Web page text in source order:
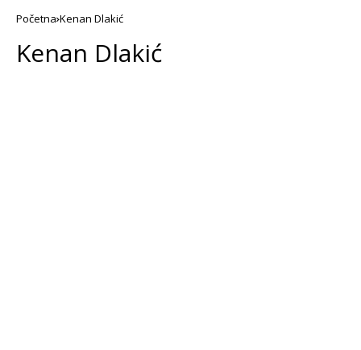
Početna Kenan Dlakić
Kenan Dlakić